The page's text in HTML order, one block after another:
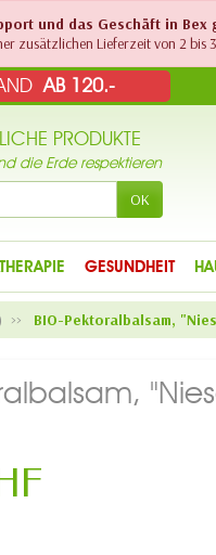
und das Geschäft in Bex
zusätzlichen Lieferzeit von 2 bis
AB 120.-
PRODUKTE
die Erde respektieren
OK
GESUNDHEIT
BIO-Pektoralbalsam,